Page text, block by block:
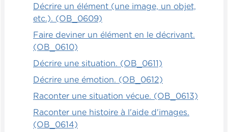
Décrire un élément (une image, un objet,
etc.). (OB_0609)
Faire deviner un élément en le décrivant.
(OB_0610)
Décrire une situation. (OB_0611)
Décrire une émotion. (OB_0612)
Raconter une situation vécue. (OB_0613)
Raconter une histoire à l'aide d'images.
(OB_0614)